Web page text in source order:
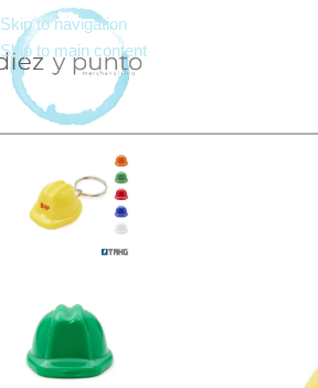
Skip to navigation
Skip to main content